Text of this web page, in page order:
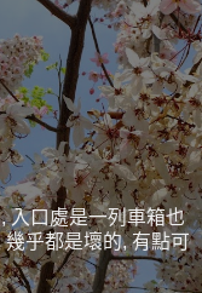
入口處是一列車箱也
乎都是壞的, 有點可